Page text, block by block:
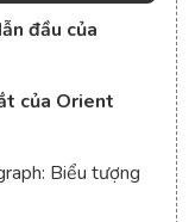
đầu của
của Orient
Biểu tượng